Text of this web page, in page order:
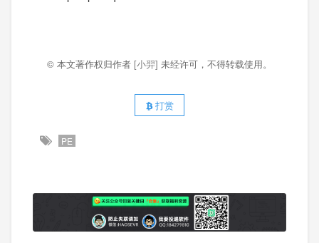
© 本文著作权归作者 [小羿] 未经许可，不得转载使用。
打赏
PE